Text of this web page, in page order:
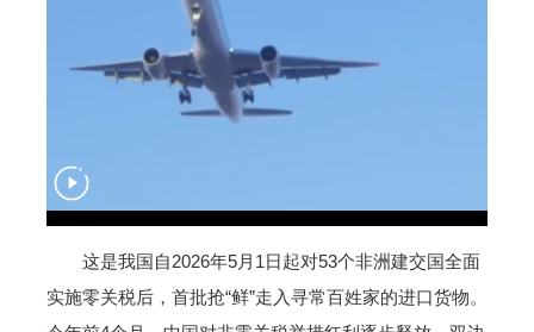
这是我国自2026年5月1日起对53个非洲建交国全面
实施零关税后，首批抢“鲜”走入寻常百姓家的进口货物。